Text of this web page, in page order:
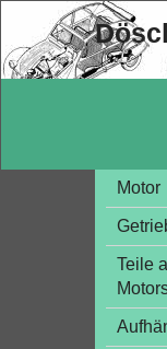
Motor
Teile